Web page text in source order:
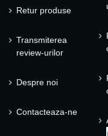
Retur produse
Transmiterea
review-urilor
Despre noi
Contacteaza-ne